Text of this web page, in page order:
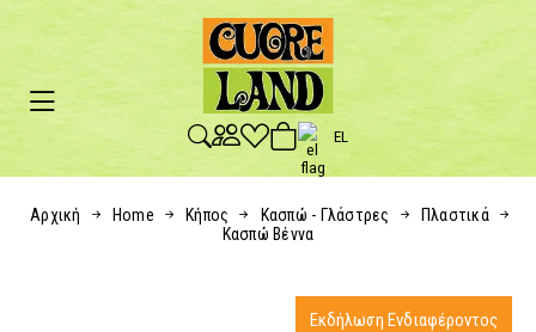
EL
Αρχική Home Κήπος Κασπώ - Γλάστρες
Πλαστικά
Κασπώ Βέννα
Εκδήλωση Ενδιαφέροντος